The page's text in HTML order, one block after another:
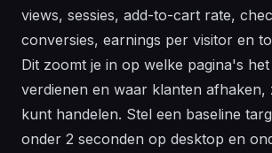
views, sessies, add-to-cart rate,
conversies, earnings per visitor en
Dit zoomt je in op welke pagina's
verdienen en waar klanten afhaken,
kunt handelen. Stel een baseline
onder 2 seconden op desktop en